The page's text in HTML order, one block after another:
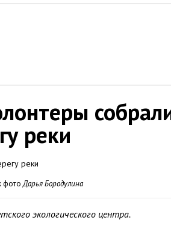
реки
фотоДарья Бородулина
экологического центра.